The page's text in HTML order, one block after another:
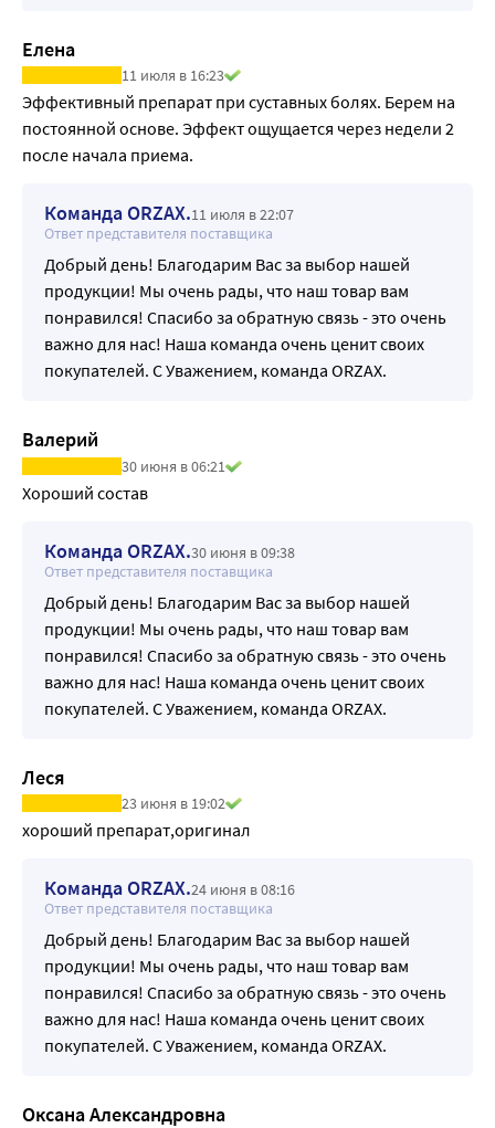
Елена
11 июля в 16:23
Эффективный препарат при суставных болях. Берем на
постоянной основе. Эффект ощущается через недели 2
после начала приема.
Команда ORZAX.11 июля в 22:07
Ответ представителя поставщика
Добрый день! Благодарим Вас за выбор нашей
продукции! Мы очень рады, что наш товар вам
понравился! Спасибо за обратную связь - это очень
важно для нас! Наша команда очень ценит своих
покупателей. С Уважением, команда ORZAX.
Валерий
30 июня в 06:21
Хороший состав
Команда ORZAX.30 июня в 09:38
Ответ представителя поставщика
Добрый день! Благодарим Вас за выбор нашей
продукции! Мы очень рады, что наш товар вам
понравился! Спасибо за обратную связь - это очень
важно для нас! Наша команда очень ценит своих
покупателей. С Уважением, команда ORZAX.
Леся
23 июня в 19:02
хороший препарат,оригинал
Команда ORZAX.24 июня в 08:16
Ответ представителя поставщика
Добрый день! Благодарим Вас за выбор нашей
продукции! Мы очень рады, что наш товар вам
понравился! Спасибо за обратную связь - это очень
важно для нас! Наша команда очень ценит своих
покупателей. С Уважением, команда ORZAX.
Оксана Александровна